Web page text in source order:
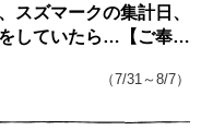
スズマークの集計日、
していたら…【ご奉仕
（7/31～8/7）